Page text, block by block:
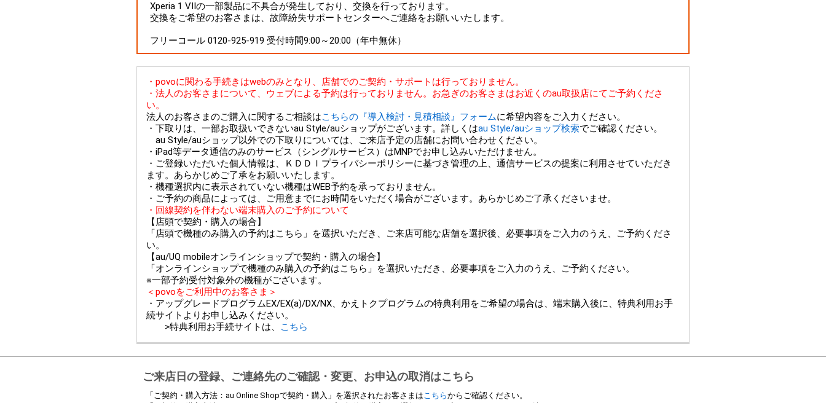
Xperia 1 VIIの一部製品に不具合が発生しており、交換を行っております。
交換をご希望のお客さまは、故障紛失サポートセンターへご連絡をお願いいたします。
フリーコール 0120-925-919 受付時間9:00～20:00（年中無休）
・povoに関わる手続きはwebのみとなり、店舗でのご契約・サポートは行っておりません。
・法人のお客さまについて、ウェブによる予約は行っておりません。お急ぎのお客さまはお近くのau取扱店にてご予約くださ
い。
法人のお客さまのご購入に関するご相談はこちらの『導入検討・見積相談』フォームに希望内容をご入力ください。
・下取りは、一部お取扱いできないau Style/auショップがございます。詳しくはau Style/auショップ検索でご確認ください。
au Style/auショップ以外での下取りについては、ご来店予定の店舗にお問い合わせください。
・iPad等データ通信のみのサービス（シングルサービス）はMNPでお申し込みいただけません。
・ご登録いただいた個人情報は、ＫＤＤＩプライバシーポリシーに基づき管理の上、通信サービスの提案に利用させていただき
ます。あらかじめご了承をお願いいたします。
・機種選択内に表示されていない機種はWEB予約を承っておりません。
・ご予約の商品によっては、ご用意までにお時間をいただく場合がございます。あらかじめご了承くださいませ。
・回線契約を伴わない端末購入のご予約について
【店頭で契約・購入の場合】
「店頭で機種のみ購入の予約はこちら」を選択いただき、ご来店可能な店舗を選択後、必要事項をご入力のうえ、ご予約くださ
い。
【au/UQ mobileオンラインショップで契約・購入の場合】
「オンラインショップで機種のみ購入の予約はこちら」を選択いただき、必要事項をご入力のうえ、ご予約ください。
※一部予約受付対象外の機種がございます。
＜povoをご利用中のお客さま＞
・アップグレードプログラムEX/EX(a)/DX/NX、かえトクプログラムの特典利用をご希望の場合は、端末購入後に、特典利用お手
続サイトよりお申し込みください。
>特典利用お手続サイトは、
こちら
ご来店日の登録、ご連絡先のご確認・変更、お申込の取消はこちら
「ご契約・購入方法：au Online Shopで契約・購入」を選択されたお客さまはこちらからご確認ください。